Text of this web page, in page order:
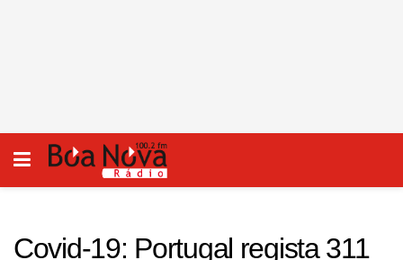
Covid-19: Portugal regista 311